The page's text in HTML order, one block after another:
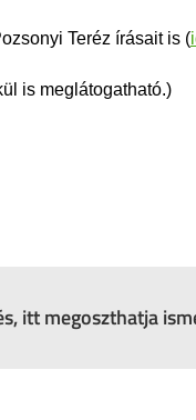
Teréz írásait is (
is meglátogatható.)
itt megoszthatja